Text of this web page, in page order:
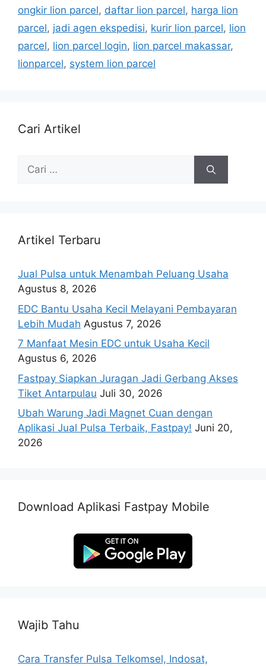
ongkir lion parcel, daftar lion parcel, harga lion
parcel, jadi agen ekspedisi, kurir lion parcel, lion
parcel, lion parcel login, lion parcel makassar,
lionparcel, system lion parcel
Cari Artikel
Artikel Terbaru
Jual Pulsa untuk Menambah Peluang Usaha
Agustus 8, 2026
EDC Bantu Usaha Kecil Melayani Pembayaran
Lebih Mudah Agustus 7, 2026
7 Manfaat Mesin EDC untuk Usaha Kecil
Agustus 6, 2026
Fastpay Siapkan Juragan Jadi Gerbang Akses
Tiket Antarpulau Juli 30, 2026
Ubah Warung Jadi Magnet Cuan dengan
Aplikasi Jual Pulsa Terbaik, Fastpay! Juni 20,
2026
Download Aplikasi Fastpay Mobile
Wajib Tahu
Cara Transfer Pulsa Telkomsel, Indosat,